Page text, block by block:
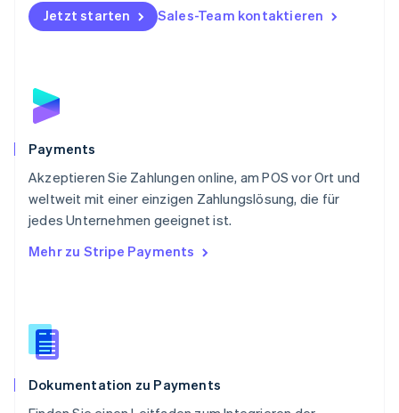
Jetzt starten Sales-Team kontaktieren
Payments
Akzeptieren Sie Zahlungen online, am POS vor Ort und
weltweit mit einer einzigen Zahlungslösung, die für
jedes Unternehmen geeignet ist.
Mehr zu Stripe Payments
Dokumentation zu Payments
English
Portugal
Schweden
Schweiz
Singapur
English简体中文
Slowakei
Slowenien
English
Spanien
Thailand